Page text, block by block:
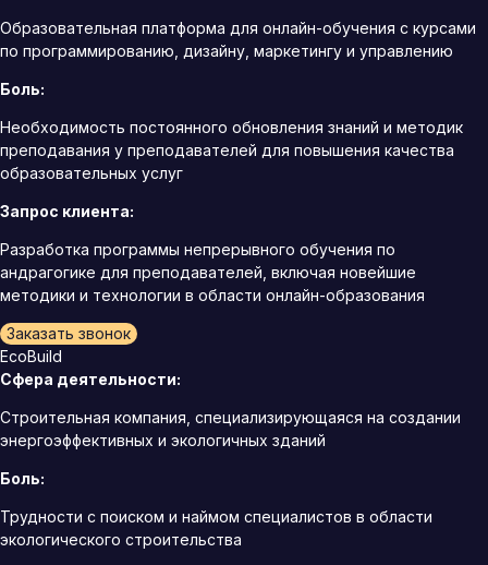
Образовательная платформа для онлайн-обучения с курсами
по программированию, дизайну, маркетингу и управлению
Боль:
Необходимость постоянного обновления знаний и методик
преподавания у преподавателей для повышения качества
образовательных услуг
Запрос клиента:
Разработка программы непрерывного обучения по
андрагогике для преподавателей, включая новейшие
методики и технологии в области онлайн-образования
Заказать звонок
EcoBuild
Сфера деятельности:
Строительная компания, специализирующаяся на создании
энергоэффективных и экологичных зданий
Боль:
Трудности с поиском и наймом специалистов в области
экологического строительства